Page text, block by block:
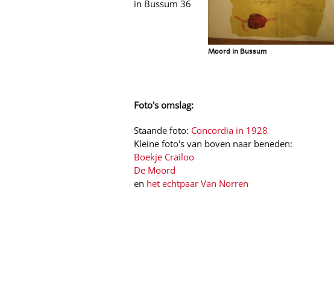
Moord in Bussum
in Bussum 36
Foto's omslag:
Staande foto: Concordia in 1928
Kleine foto's van boven naar beneden:
Boekje Crailoo
De Moord
en het echtpaar Van Norren